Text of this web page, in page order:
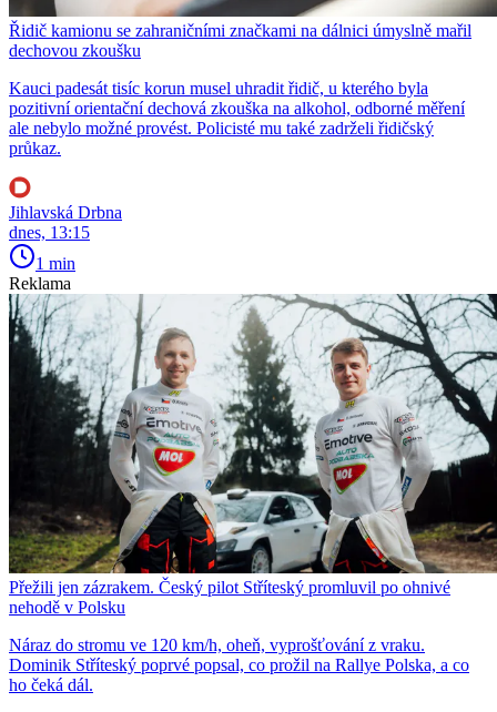
Řidič kamionu se zahraničními značkami na dálnici úmyslně mařil
dechovou zkoušku
Kauci padesát tisíc korun musel uhradit řidič, u kterého byla
pozitivní orientační dechová zkouška na alkohol, odborné měření
ale nebylo možné provést. Policisté mu také zadrželi řidičský
průkaz.
Jihlavská Drbna
dnes, 13:15
1 min
Reklama
Přežili jen zázrakem. Český pilot Stříteský promluvil po ohnivé
nehodě v Polsku
Náraz do stromu ve 120 km/h, oheň, vyprošťování z vraku.
Dominik Stříteský poprvé popsal, co prožil na Rallye Polska, a co
ho čeká dál.